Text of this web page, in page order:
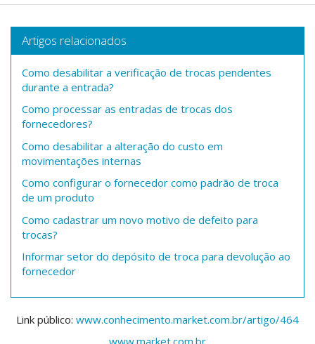
Artigos relacionados
Como desabilitar a verificação de trocas pendentes
durante a entrada?
Como processar as entradas de trocas dos
fornecedores?
Como desabilitar a alteração do custo em
movimentações internas
Como configurar o fornecedor como padrão de troca
de um produto
Como cadastrar um novo motivo de defeito para
trocas?
Informar setor do depósito de troca para devolução ao
fornecedor
Link público: www.conhecimento.market.com.br/artigo/464
www.market.com.br